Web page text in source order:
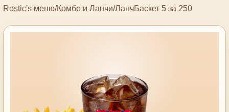
Rostic's меню/Комбо и Ланчи/ЛанчБаскет 5 за 250